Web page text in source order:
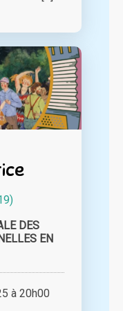
DES
EN
à 20h00